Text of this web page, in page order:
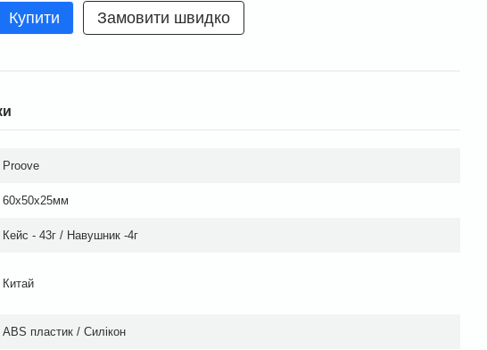
Купити Замовити швидко
Proove
60х50х25мм
Кейс - 43г / Навушник -4г
Китай
ABS пластик / Силікон